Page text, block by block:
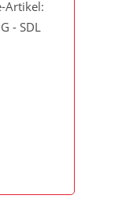
Artikel:
- SDL